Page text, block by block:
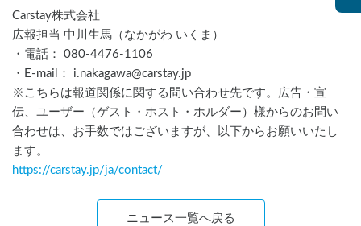
Carstay株式会社
広報担当 中川生馬（なかがわ いくま）
・電話： 080-4476-1106
・E-mail： i.nakagawa@carstay.jp
※こちらは報道関係に関する問い合わせ先です。広告・宣
伝、ユーザー（ゲスト・ホスト・ホルダー）様からのお問い
合わせは、お手数ではございますが、以下からお願いいたし
ます。
https://carstay.jp/ja/contact/
ニュース一覧へ戻る